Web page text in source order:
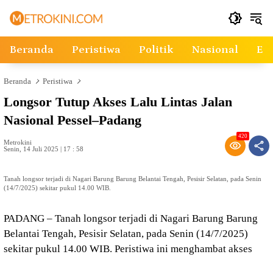
Beranda Peristiwa Politik Nasional
Beranda Peristiwa
Longsor Tutup Akses Lalu Lintas Jalan
Nasional Pessel–Padang
Metrokini
Senin, 14 Juli 2025 | 17 : 58
420
Tanah longsor terjadi di Nagari Barung Barung Belantai Tengah, Pesisir Selatan, pada Senin
(14/7/2025) sekitar pukul 14.00 WIB.
PADANG – Tanah longsor terjadi di Nagari Barung Barung
Belantai Tengah, Pesisir Selatan, pada Senin (14/7/2025)
sekitar pukul 14.00 WIB. Peristiwa ini menghambat akses